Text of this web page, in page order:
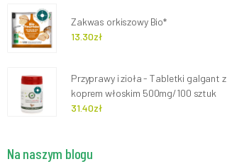
Zakwas orkiszowy Bio*
13.30zł
Przyprawy i zioła - Tabletki galgant z
koprem włoskim 500mg/100 sztuk
31.40zł
proszku 50g Bio*
Na naszym blogu